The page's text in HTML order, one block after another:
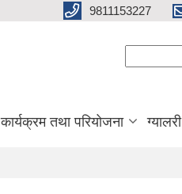
9811153227
कार्यक्रम तथा परियोजना ग्यालरी